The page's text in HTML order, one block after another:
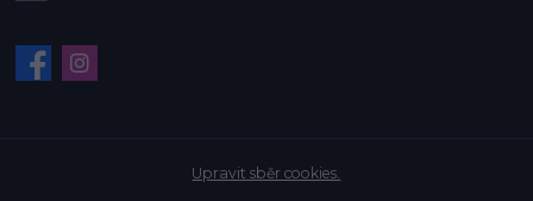
Upravit sběr cookies.